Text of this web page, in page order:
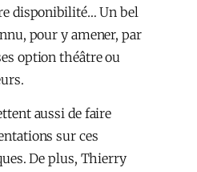
disponibilité… Un bel
pour y amener, par
option théâtre ou
aussi de faire
sur ces
De plus, Thierry